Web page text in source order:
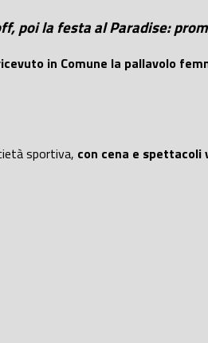
poi la festa al Paradise:
in Comune la pallavolo
sportiva, con cena e